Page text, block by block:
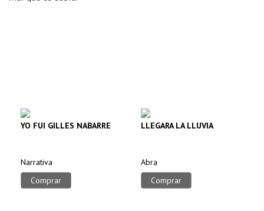
YO FUI GILLES NABARRE
Narrativa
Comprar
LLEGARA LA LLUVIA
Abra
Comprar